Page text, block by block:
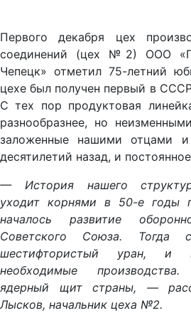
Первого декабря цех
соединений (цех №2) ООО
Чепецк» отметил 75-летний
цехе был получен первый в
С тех пор продуктовая
разнообразнее, но
заложенные нашими отцами
десятилетий назад, и
— История нашего
уходит корнями в 50-е годы
началось развитие
Советского Союза. Тогда
шестифтористый уран, и
необходимые
ядерный щит страны, —
Лысков, начальник цеха №2.